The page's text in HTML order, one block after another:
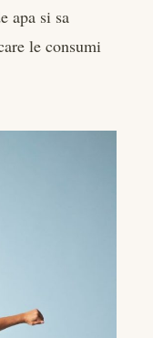
apa si sa
le consumi